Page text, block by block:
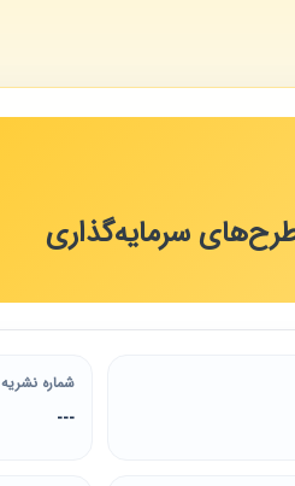
سرمایه‌گذاری
شماره نشریه
---